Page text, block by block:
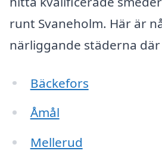
runt Svaneholm. Här är
närliggande städerna
Bäckefors
Åmål
Mellerud